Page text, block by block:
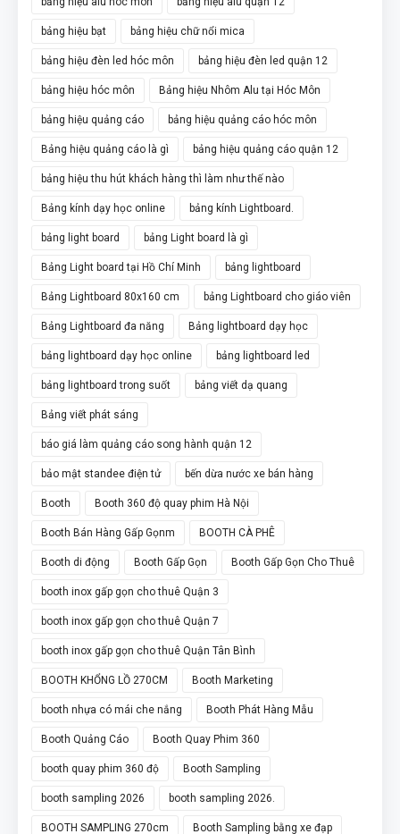
bảng hiệu bạt bảng hiệu chữ nổi mica
bảng hiệu đèn led hóc môn bảng hiệu đèn led quận 12
bảng hiệu hóc môn Bảng hiệu Nhôm Alu tại Hóc Môn
bảng hiệu quảng cáo bảng hiệu quảng cáo hóc môn
Bảng hiệu quảng cáo là gì bảng hiệu quảng cáo quận 12
bảng hiệu thu hút khách hàng thì làm như thế nào
Bảng kính dạy học online bảng kính Lightboard.
bảng light board bảng Light board là gì
Bảng Light board tại Hồ Chí Minh bảng lightboard
Bảng Lightboard 80x160 cm bảng Lightboard cho giáo viên
Bảng Lightboard đa năng Bảng lightboard dạy học
bảng lightboard dạy học online bảng lightboard led
bảng lightboard trong suốt bảng viết dạ quang
Bảng viết phát sáng
báo giá làm quảng cáo song hành quận 12
bảo mật standee điện tử bến dừa nước xe bán hàng
Booth Booth 360 độ quay phim Hà Nội
Booth Bán Hàng Gấp Gọnm BOOTH CÀ PHÊ
Booth di động Booth Gấp Gọn Booth Gấp Gọn Cho Thuê
booth inox gấp gọn cho thuê Quận 3
booth inox gấp gọn cho thuê Quận 7
booth inox gấp gọn cho thuê Quận Tân Bình
BOOTH KHỔNG LỒ 270CM Booth Marketing
booth nhựa có mái che nắng Booth Phát Hàng Mẫu
Booth Quảng Cáo Booth Quay Phim 360
booth quay phim 360 độ Booth Sampling
booth sampling 2026 booth sampling 2026.
BOOTH SAMPLING 270cm Booth Sampling bằng xe đạp